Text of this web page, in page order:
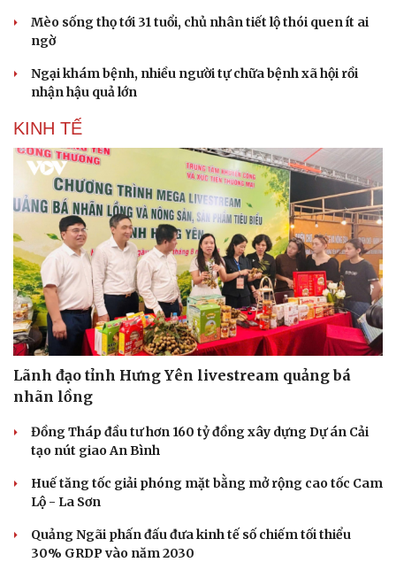
Doanh nghiệp
Thông tin doanh nghiệp
Doanh nghiệp 24h
Doanh nhân
Vì cộng đồng
Công nghệ
Sành điệu
Tin Công nghệ
Trải nghiệm
Chuyển đổi số
Mèo sống thọ tới 31 tuổi, chủ nhân tiết lộ thói quen ít ai
ngờ
Ngại khám bệnh, nhiều người tự chữa bệnh xã hội rồi
nhận hậu quả lớn
KINH TẾ
Lãnh đạo tỉnh Hưng Yên livestream quảng bá
nhãn lồng
Đồng Tháp đầu tư hơn 160 tỷ đồng xây dựng Dự án Cải
tạo nút giao An Bình
Huế tăng tốc giải phóng mặt bằng mở rộng cao tốc Cam
Lộ - La Sơn
Quảng Ngãi phấn đấu đưa kinh tế số chiếm tối thiểu
30% GRDP vào năm 2030